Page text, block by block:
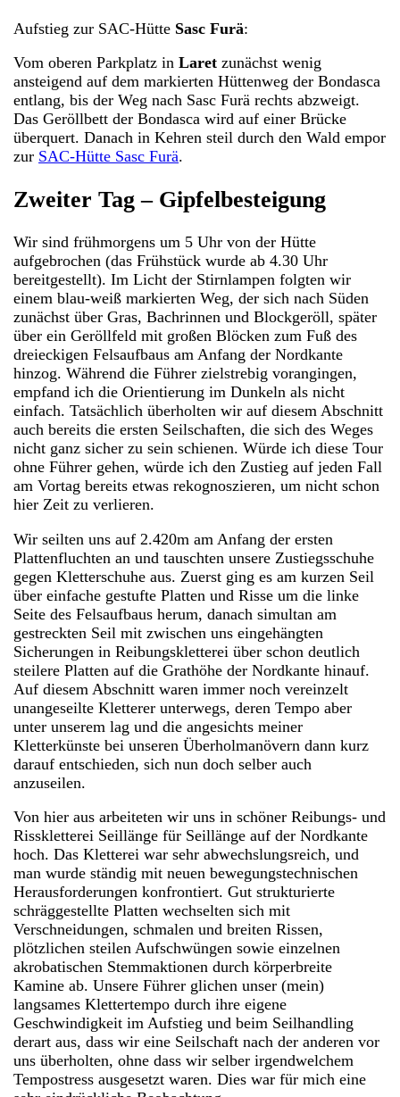
Aufstieg zur SAC-Hütte Sasc Furä:
Vom oberen Parkplatz inLaret zunächst wenig
ansteigend auf dem markierten Hüttenweg der Bondasca
entlang, bis der Weg nach Sasc Furä rechts abzweigt.
Das Geröllbett der Bondasca wird auf einer Brücke
überquert. Danach in Kehren steil durch den Wald empor
zur SAC-Hütte Sasc Furä.
Zweiter Tag – Gipfelbesteigung
Wir sind frühmorgens um 5 Uhr von der Hütte
aufgebrochen (das Frühstück wurde ab 4.30 Uhr
bereitgestellt). Im Licht der Stirnlampen folgten wir
einem blau-weiß markierten Weg, der sich nach Süden
zunächst über Gras, Bachrinnen und Blockgeröll, später
über ein Geröllfeld mit großen Blöcken zum Fuß des
dreieckigen Felsaufbaus am Anfang der Nordkante
hinzog. Während die Führer zielstrebig vorangingen,
empfand ich die Orientierung im Dunkeln als nicht
einfach. Tatsächlich überholten wir auf diesem Abschnitt
auch bereits die ersten Seilschaften, die sich des Weges
nicht ganz sicher zu sein schienen. Würde ich diese Tour
ohne Führer gehen, würde ich den Zustieg auf jeden Fall
am Vortag bereits etwas rekognoszieren, um nicht schon
hier Zeit zu verlieren.
Wir seilten uns auf 2.420m am Anfang der ersten
Plattenfluchten an und tauschten unsere Zustiegsschuhe
gegen Kletterschuhe aus. Zuerst ging es am kurzen Seil
über einfache gestufte Platten und Risse um die linke
Seite des Felsaufbaus herum, danach simultan am
gestreckten Seil mit zwischen uns eingehängten
Sicherungen in Reibungskletterei über schon deutlich
steilere Platten auf die Grathöhe der Nordkante hinauf.
Auf diesem Abschnitt waren immer noch vereinzelt
unangeseilte Kletterer unterwegs, deren Tempo aber
unter unserem lag und die angesichts meiner
Kletterkünste bei unseren Überholmanövern dann kurz
darauf entschieden, sich nun doch selber auch
anzuseilen.
Von hier aus arbeiteten wir uns in schöner Reibungs- und
Risskletterei Seillänge für Seillänge auf der Nordkante
hoch. Das Kletterei war sehr abwechslungsreich, und
man wurde ständig mit neuen bewegungstechnischen
Herausforderungen konfrontiert. Gut strukturierte
schräggestellte Platten wechselten sich mit
Verschneidungen, schmalen und breiten Rissen,
plötzlichen steilen Aufschwüngen sowie einzelnen
akrobatischen Stemmaktionen durch körperbreite
Kamine ab. Unsere Führer glichen unser (mein)
langsames Klettertempo durch ihre eigene
Geschwindigkeit im Aufstieg und beim Seilhandling
derart aus, dass wir eine Seilschaft nach der anderen vor
uns überholten, ohne dass wir selber irgendwelchem
Tempostress ausgesetzt waren. Dies war für mich eine